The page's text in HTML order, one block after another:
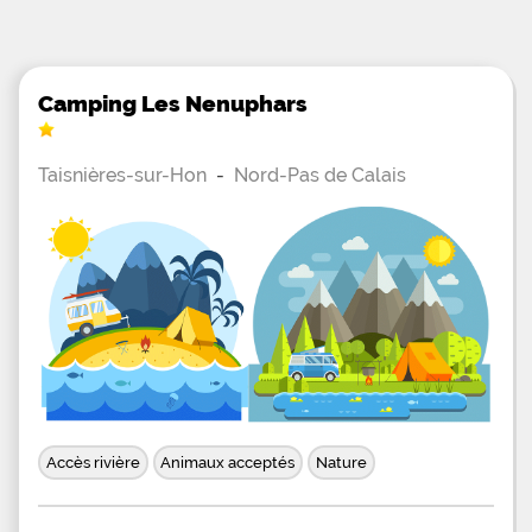
Camping Les Nenuphars
Taisnières-sur-Hon - Nord-Pas de Calais
Accès rivière Animaux acceptés Nature